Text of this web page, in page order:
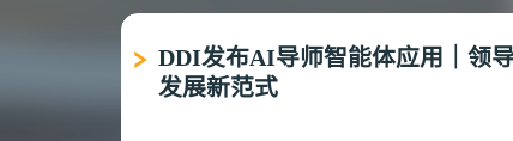
DDI发布AI导师智能体应用｜领
发展新范式